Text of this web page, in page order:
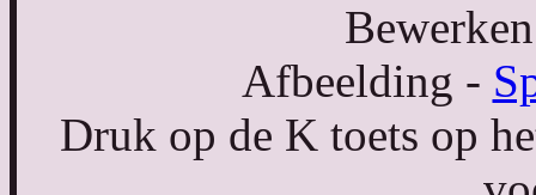
Afbeelding -
Druk op de K toets op